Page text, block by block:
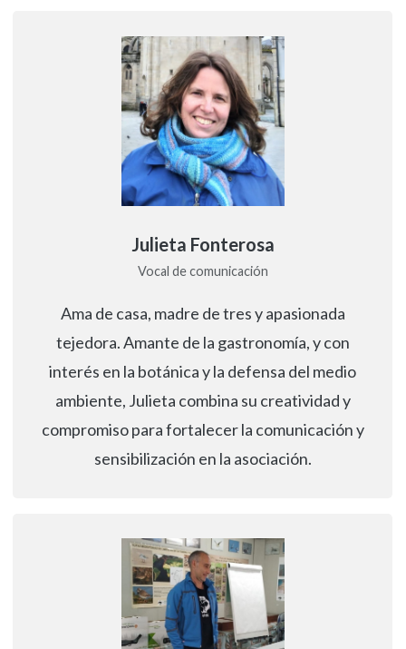
Julieta Fonterosa
Vocal de comunicación
Ama de casa, madre de tres y apasionada
tejedora. Amante de la gastronomía, y con
interés en la botánica y la defensa del medio
ambiente, Julieta combina su creatividad y
compromiso para fortalecer la comunicación y
sensibilización en la asociación.